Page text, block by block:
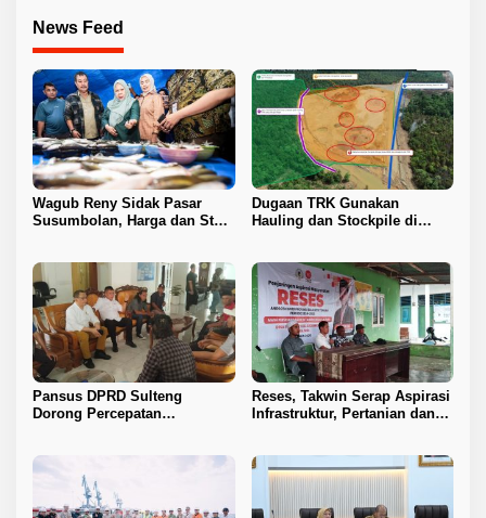
News Feed
Wagub Reny Sidak Pasar
Susumbolan, Harga dan Stok
Dugaan TRK Gunakan
Hauling dan Stockpile di
Pansus DPRD Sulteng
Dorong Percepatan
Reses, Takwin Serap Aspirasi
Infrastruktur, Pertanian dan